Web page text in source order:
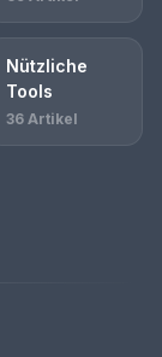
Nützliche
Tools
36 Artikel